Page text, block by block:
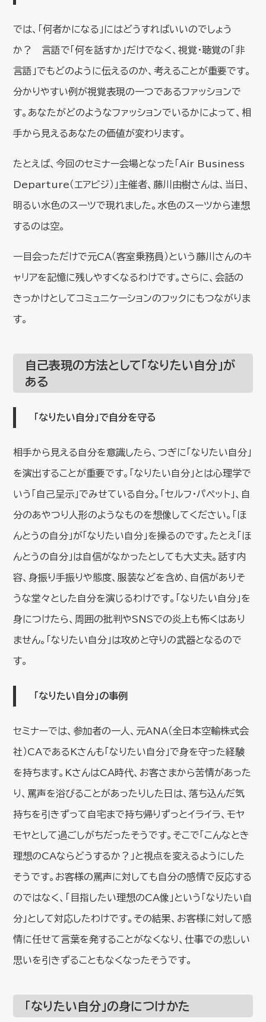
では、「何者かになる」にはどうすればいいのでしょう
か？ 言語で「何を話すか」だけでなく、視覚・聴覚の「非
言語」でもどのように伝えるのか、考えることが重要です。
分かりやすい例が視覚表現の一つであるファッションで
す。あなたがどのようなファッションでいるかによって、相
手から見えるあなたの価値が変わります。
たとえば、今回のセミナー会場となった「Air Business
Departure（エアビジ）」主催者、藤川由樹さんは、当日、
明るい水色のスーツで現れました。水色のスーツから連想
するのは空。
一目会っただけで元CA（客室乗務員）という藤川さんのキ
ャリアを記憶に残しやすくなるわけです。さらに、会話の
きっかけとしてコミュニケーションのフックにもつながりま
す。
自己表現の方法として「なりたい自分」が
ある
「なりたい自分」で自分を守る
相手から見える自分を意識したら、つぎに「なりたい自分」
を演出することが重要です。「なりたい自分」とは心理学で
いう「自己呈示」でみせている自分。「セルフ・パペット」、自
分のあやつり人形のようなものを想像してください。「ほ
んとうの自分」が「なりたい自分」を操るのです。たとえ「ほ
んとうの自分」は自信がなかったとしても大丈夫。話す内
容、身振り手振りや態度、服装などを含め、自信がありそ
うな堂々とした自分を演じるわけです。「なりたい自分」を
身につけたら、周囲の批判やSNSでの炎上も怖くはあり
ません。「なりたい自分」は攻めと守りの武器となるので
す。
「なりたい自分」の事例
セミナーでは、参加者の一人、元ANA（全日本空輸株式会
社）CAであるKさんも「なりたい自分」で身を守った経験
を持ちます。KさんはCA時代、お客さまから苦情があった
り、罵声を浴びることがあったりした日は、落ち込んだ気
持ちを引きずって自宅まで持ち帰りずっとイライラ、モヤ
モヤとして過ごしがちだったそうです。そこで「こんなとき
理想のCAならどうするか？」と視点を変えるようにした
そうです。お客様の罵声に対しても自分の感情で反応する
のではなく、「目指したい理想のCA像」という「なりたい自
分」として対応したわけです。その結果、お客様に対して感
情に任せて言葉を発することがなくなり、仕事での悲しい
思いを引きずることもなくなったそうです。
「なりたい自分」の身につけかた